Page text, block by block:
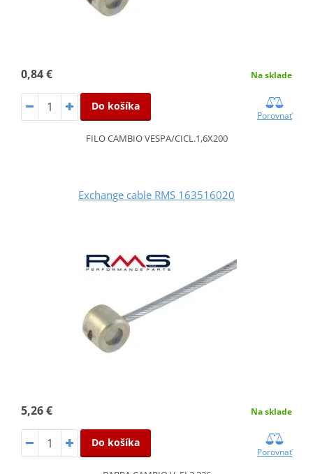
0,84 € Na sklade
Do košíka
Porovnať
FILO CAMBIO VESPA/CICL.1,6X200
Exchange cable RMS 163516020
5,26 € Na sklade
Do košíka
Porovnať